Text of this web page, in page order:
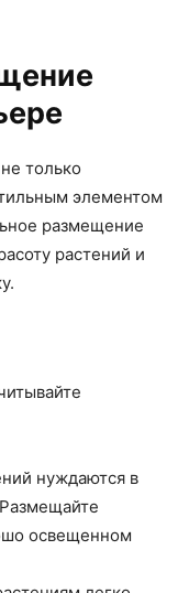
только
элементом
размещение
растений и
нуждаются в
освещенном